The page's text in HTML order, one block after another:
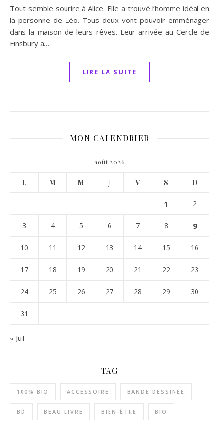
Tout semble sourire à Alice. Elle a trouvé l’homme idéal en
la personne de Léo. Tous deux vont pouvoir emménager
dans la maison de leurs rêves. Leur arrivée au Cercle de
Finsbury a…
LIRE LA SUITE
MON CALENDRIER
août 2026
L M M J V S D
1 2
3 4 5 6 7 8 9
10 11 12 13 14 15 16
17 18 19 20 21 22 23
24 25 26 27 28 29 30
31
« Juil
TAG
100% BIO ACCESSOIRE BANDE DÉSSINÉE
BD BEAU LIVRE BIEN-ÊTRE BIO